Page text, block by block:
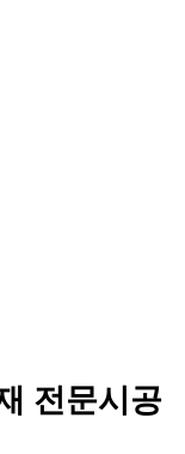
전문시공